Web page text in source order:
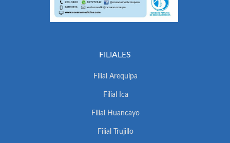
FILIALES
Filial Arequipa
Filial Ica
Filial Huancayo
Filial Trujillo